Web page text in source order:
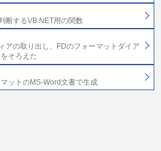
断するVB.NET用の関数
アの取り出し、FDのフォーマットダイア
そろえた
ットのMS-Word文書で生成